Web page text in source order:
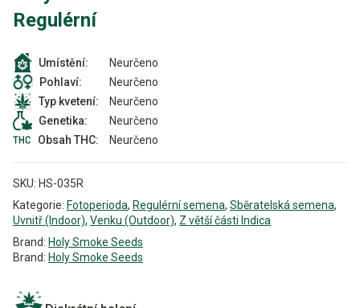
Regulérní
Umístění:
Neurčeno
Pohlaví:
Neurčeno
Typ kvetení:
Neurčeno
Genetika:
Neurčeno
Obsah THC:
Neurčeno
SKU: HS-035R
Kategorie: Fotoperioda, Regulérní semena, Sběratelská semena,
Uvnitř (Indoor), Venku (Outdoor), Z větší části Indica
Brand: Holy Smoke Seeds
Brand: Holy Smoke Seeds